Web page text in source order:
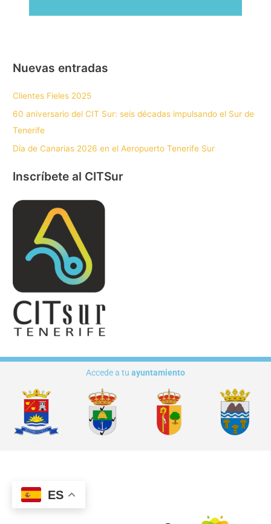
Nuevas entradas
Clientes Fieles 2025
60 aniversario del CIT Sur: seis décadas impulsando el Sur de
Tenerife
Día de Canarias 2026 en el Aeropuerto Tenerife Sur
Inscríbete al CITSur
Accede a tu ayuntamiento
ES